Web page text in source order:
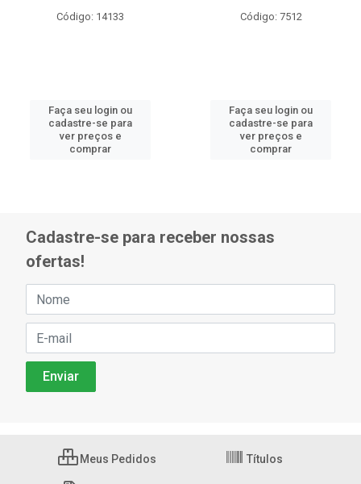
Código: 14133
Faça seu login ou
cadastre-se para
ver preços e
comprar
Código: 7512
Faça seu login ou
cadastre-se para
ver preços e
comprar
Cadastre-se para receber nossas
ofertas!
Meus Pedidos Títulos